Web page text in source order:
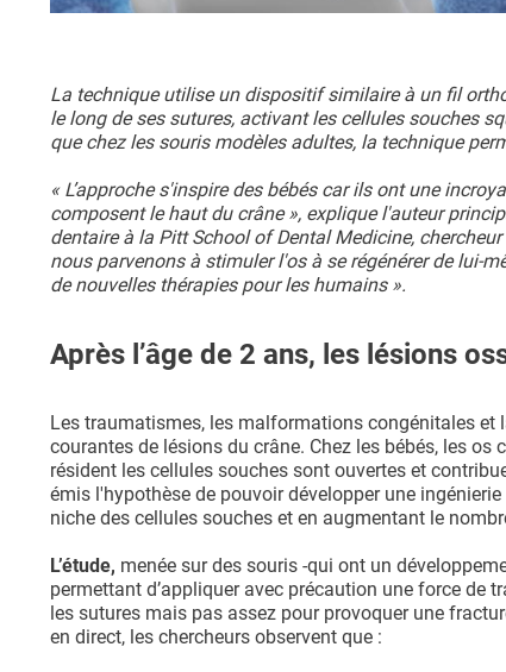
La technique utilise un dispositif similaire à un fil
le long de ses sutures, activant les cellules souches
que chez les souris modèles adultes, la technique
« L’approche s'inspire des bébés car ils ont une
composent le haut du crâne », explique l'auteur
dentaire à la Pitt School of Dental Medicine,
nous parvenons à stimuler l'os à se régénérer de lui-
de nouvelles thérapies pour les humains ».
Après l’âge de 2 ans, les lésions
Les traumatismes, les malformations congénitales
courantes de lésions du crâne. Chez les bébés, les
résident les cellules souches sont ouvertes et
émis l'hypothèse de pouvoir développer une
niche des cellules souches et en augmentant le
L’étude, menée sur des souris -qui ont un
permettant d’appliquer avec précaution une force de
les sutures mais pas assez pour provoquer une
en direct, les chercheurs observent que :